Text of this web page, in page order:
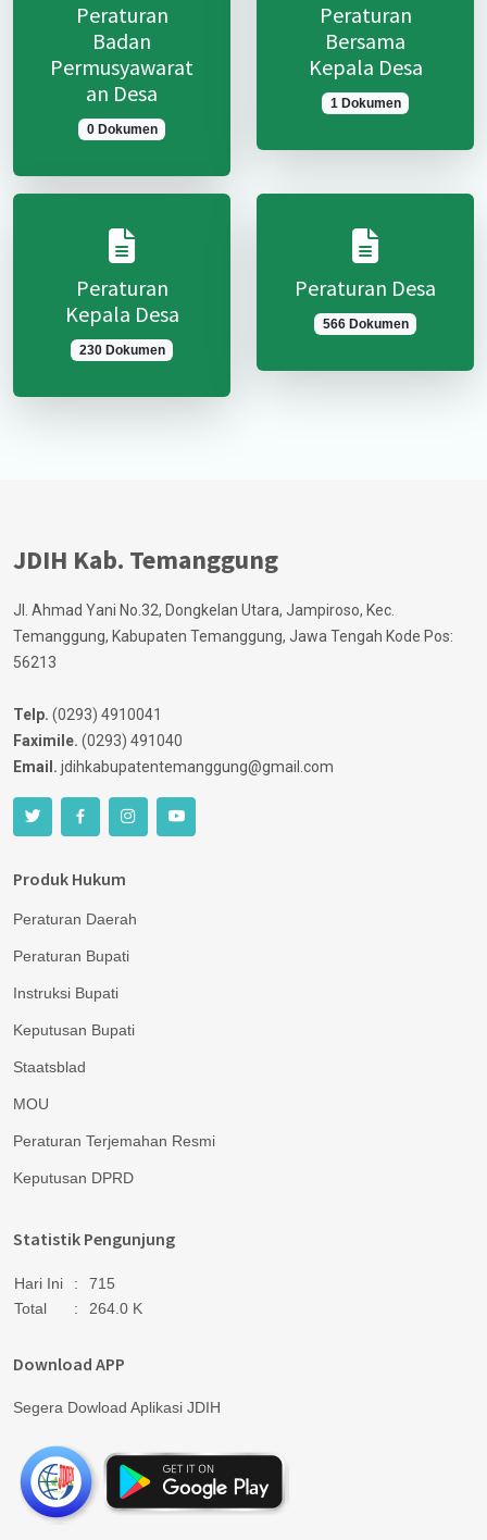
Peraturan
Badan
Permusyawarat
an Desa
0 Dokumen
Peraturan
Bersama
Kepala Desa
1 Dokumen
Peraturan
Kepala Desa
230 Dokumen
Peraturan Desa
566 Dokumen
JDIH Kab. Temanggung
Jl. Ahmad Yani No.32, Dongkelan Utara, Jampiroso, Kec.
Temanggung, Kabupaten Temanggung, Jawa Tengah Kode Pos:
56213
Telp. (0293) 4910041
Faximile. (0293) 491040
Email. jdihkabupatentemanggung@gmail.com
Produk Hukum
Peraturan Daerah
Peraturan Bupati
Instruksi Bupati
Keputusan Bupati
Staatsblad
MOU
Peraturan Terjemahan Resmi
Keputusan DPRD
Statistik Pengunjung
Hari Ini :
715
Total
: 264.0 K
Download APP
Segera Dowload Aplikasi JDIH